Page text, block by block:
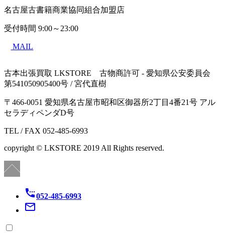
名古屋古書籍商業協同組合加盟店
受付時間 9:00～23:00
MAIL
古本出張買取 LKSTORE 古物商許可 - 愛知県公安委員会
第541050905400号 / 宮代直樹
〒466-0051 愛知県名古屋市昭和区御器所2丁目4番21号 アル
セラディペンダD号
TEL / FAX 052-485-6993
copyright © LKSTORE 2019 All Rights reserved.
settings_phone052-485-6993
mail_outline